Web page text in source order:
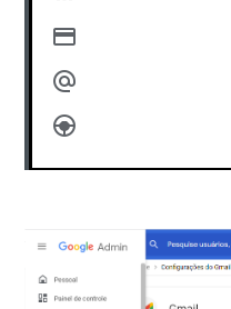
Interno - Skybox
Interno - Veeam
Equipe Ativação